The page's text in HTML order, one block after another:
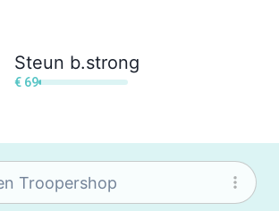
Steun b.strong
€ 69